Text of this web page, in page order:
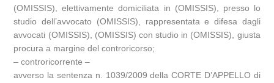
(OMISSIS), elettivamente domiciliata in (OMISSIS), presso lo
studio dell’avvocato (OMISSIS), rappresentata e difesa dagli
avvocati (OMISSIS), (OMISSIS) con studio in (OMISSIS), giusta
procura a margine del controricorso;
– controricorrente –
avverso la sentenza n. 1039/2009 della CORTE D’APPELLO di